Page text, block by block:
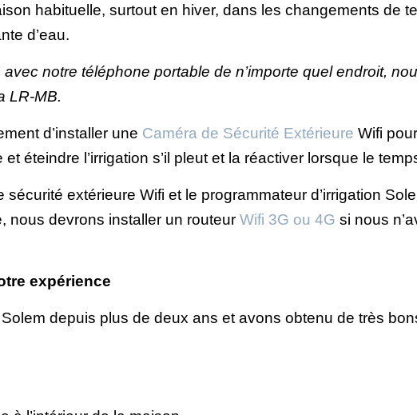
habituelle, surtout en hiver, dans les changements de
d’eau.
notre téléphone portable de n’importe quel endroit,
LR-MB.
d’installer une Caméra de Sécurité Extérieure Wifi
éteindre l’irrigation s’il pleut et la réactiver lorsque le
extérieure Wifi et le programmateur d’irrigation
nous devrons installer un routeur Wifi 3G ou 4G si nous
expérience
depuis plus de deux ans et avons obtenu de très